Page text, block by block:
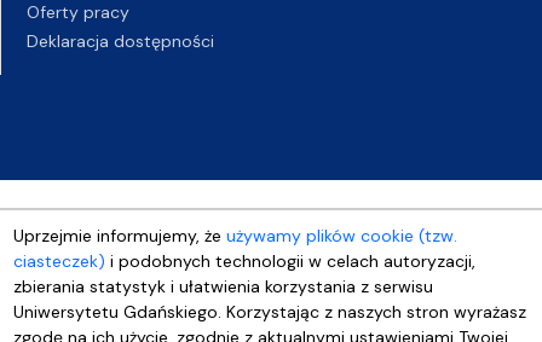
Uprzejmie informujemy, żeużywamy plików cookie (tzw.
ciasteczek) i podobnych technologii w celach autoryzacji,
zbierania statystyk i ułatwienia korzystania z serwisu
Uniwersytetu Gdańskiego. Korzystając z naszych stron wyrażasz
zgodę na ich użycie, zgodnie z aktualnymi ustawieniami Twojej
Oferty pracy
Deklaracja dostępności